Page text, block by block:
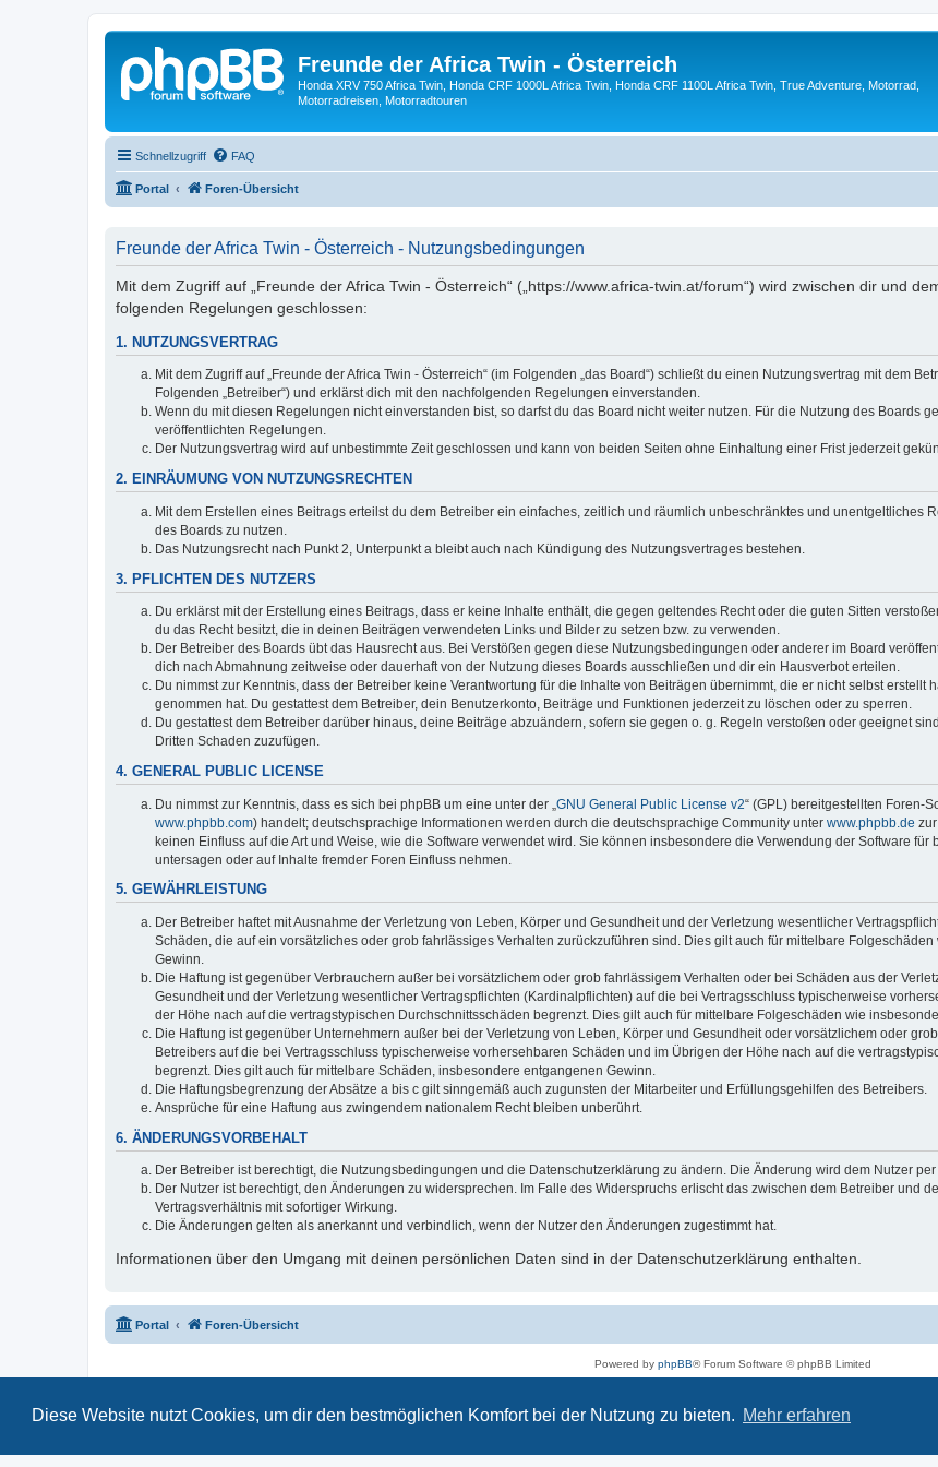
Diese Website nutzt Cookies, um dir den bestmöglichen Komfort bei der Nutzung zu bieten. Mehr erfahren
Freunde der Africa Twin - Österreich
Honda XRV 750 Africa Twin, Honda CRF 1000L Africa Twin, Honda CRF 1100L Africa Twin, True Adventure, Motorrad,
Motorradreisen, Motorradtouren
Schnellzugriff FAQ
Portal Foren-Übersicht
Freunde der Africa Twin - Österreich - Nutzungsbedingungen
Mit dem Zugriff auf „Freunde der Africa Twin - Österreich“ („https://www.africa-twin.at/forum“) wird zwischen dir und
folgenden Regelungen geschlossen:
1. NUTZUNGSVERTRAG
Mit dem Zugriff auf „Freunde der Africa Twin - Österreich“ (im Folgenden „das Board“) schließt du einen Nutzungsvertrag mit dem
Folgenden „Betreiber“) und erklärst dich mit den nachfolgenden Regelungen einverstanden.
Wenn du mit diesen Regelungen nicht einverstanden bist, so darfst du das Board nicht weiter nutzen. Für die Nutzung des Boards
veröffentlichten Regelungen.
Der Nutzungsvertrag wird auf unbestimmte Zeit geschlossen und kann von beiden Seiten ohne Einhaltung einer Frist jederzeit
2. EINRÄUMUNG VON NUTZUNGSRECHTEN
Mit dem Erstellen eines Beitrags erteilst du dem Betreiber ein einfaches, zeitlich und räumlich unbeschränktes und unentgeltliches
des Boards zu nutzen.
Das Nutzungsrecht nach Punkt 2, Unterpunkt a bleibt auch nach Kündigung des Nutzungsvertrages bestehen.
3. PFLICHTEN DES NUTZERS
Du erklärst mit der Erstellung eines Beitrags, dass er keine Inhalte enthält, die gegen geltendes Recht oder die guten Sitten
du das Recht besitzt, die in deinen Beiträgen verwendeten Links und Bilder zu setzen bzw. zu verwenden.
Der Betreiber des Boards übt das Hausrecht aus. Bei Verstößen gegen diese Nutzungsbedingungen oder anderer im Board
dich nach Abmahnung zeitweise oder dauerhaft von der Nutzung dieses Boards ausschließen und dir ein Hausverbot erteilen.
Du nimmst zur Kenntnis, dass der Betreiber keine Verantwortung für die Inhalte von Beiträgen übernimmt, die er nicht selbst erstellt
genommen hat. Du gestattest dem Betreiber, dein Benutzerkonto, Beiträge und Funktionen jederzeit zu löschen oder zu sperren.
Du gestattest dem Betreiber darüber hinaus, deine Beiträge abzuändern, sofern sie gegen o. g. Regeln verstoßen oder geeignet
Dritten Schaden zuzufügen.
4. GENERAL PUBLIC LICENSE
Du nimmst zur Kenntnis, dass es sich bei phpBB um eine unter der „ GNU General Public License v2“ (GPL) bereitgestellten Foren-
www.phpbb.com) handelt; deutschsprachige Informationen werden durch die deutschsprachige Community unter www.phpbb.de
keinen Einfluss auf die Art und Weise, wie die Software verwendet wird. Sie können insbesondere die Verwendung der Software für
untersagen oder auf Inhalte fremder Foren Einfluss nehmen.
5. GEWÄHRLEISTUNG
Der Betreiber haftet mit Ausnahme der Verletzung von Leben, Körper und Gesundheit und der Verletzung wesentlicher
Schäden, die auf ein vorsätzliches oder grob fahrlässiges Verhalten zurückzuführen sind. Dies gilt auch für mittelbare
Gewinn.
Die Haftung ist gegenüber Verbrauchern außer bei vorsätzlichem oder grob fahrlässigem Verhalten oder bei Schäden aus der
Gesundheit und der Verletzung wesentlicher Vertragspflichten (Kardinalpflichten) auf die bei Vertragsschluss typischerweise
der Höhe nach auf die vertragstypischen Durchschnittsschäden begrenzt. Dies gilt auch für mittelbare Folgeschäden wie
Die Haftung ist gegenüber Unternehmern außer bei der Verletzung von Leben, Körper und Gesundheit oder vorsätzlichem oder
Betreibers auf die bei Vertragsschluss typischerweise vorhersehbaren Schäden und im Übrigen der Höhe nach auf die
begrenzt. Dies gilt auch für mittelbare Schäden, insbesondere entgangenen Gewinn.
Die Haftungsbegrenzung der Absätze a bis c gilt sinngemäß auch zugunsten der Mitarbeiter und Erfüllungsgehilfen des Betreibers.
Ansprüche für eine Haftung aus zwingendem nationalem Recht bleiben unberührt.
6. ÄNDERUNGSVORBEHALT
Der Betreiber ist berechtigt, die Nutzungsbedingungen und die Datenschutzerklärung zu ändern. Die Änderung wird dem Nutzer
Der Nutzer ist berechtigt, den Änderungen zu widersprechen. Im Falle des Widerspruchs erlischt das zwischen dem Betreiber und
Vertragsverhältnis mit sofortiger Wirkung.
Die Änderungen gelten als anerkannt und verbindlich, wenn der Nutzer den Änderungen zugestimmt hat.
Informationen über den Umgang mit deinen persönlichen Daten sind in der Datenschutzerklärung enthalten.
Portal Foren-Übersicht
Powered by phpBB® Forum Software © phpBB Limited